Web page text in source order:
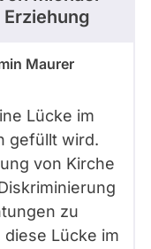
Maurer
Lücke im
gefüllt wird.
von Kirche
zu
Lücke im